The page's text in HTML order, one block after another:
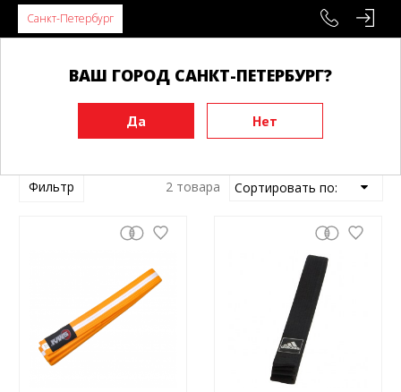
Санкт-Петербург
ВАШ ГОРОД САНКТ-ПЕТЕРБУРГ?
Главная Пояса Пояса для Тхэквандо
Пояса для Тхэквандо
Фильтр 2 товара